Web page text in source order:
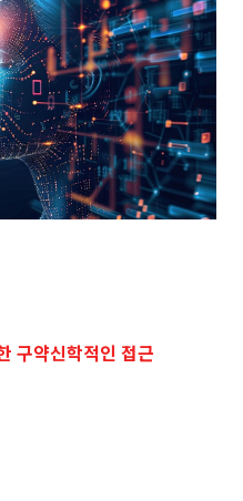
구약신학적인 접근